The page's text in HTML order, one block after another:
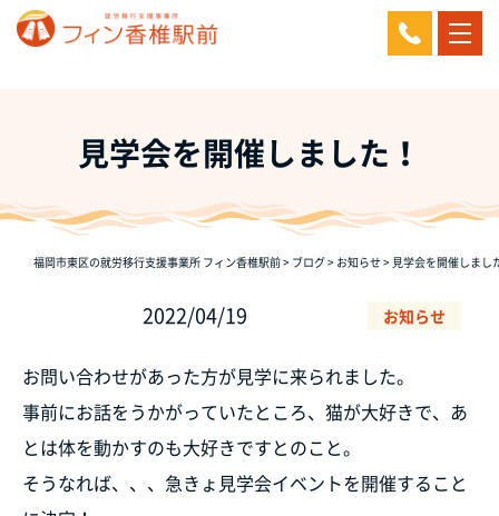
見学会を開催しました！
福岡市東区の就労移行支援事業所 フィン香椎駅前> ブログ> お知らせ> 見学会を開催しまし
2022/04/19 お知らせ
お問い合わせがあった方が見学に来られました。
事前にお話をうかがっていたところ、猫が大好きで、あ
とは体を動かすのも大好きですとのこと。
そうなれば、、、急きょ見学会イベントを開催すること